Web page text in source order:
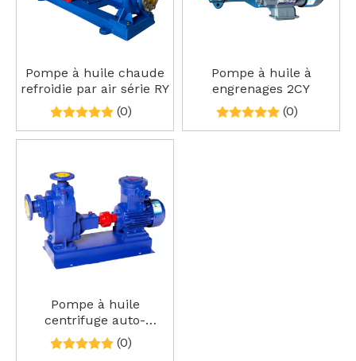
Pompe à huile chaude
refroidie par air série RY
(0)
Pompe à huile à
engrenages 2CY
(0)
Pompe à huile
centrifuge auto-
amorçante CYZ
résistante aux solvants
(0)